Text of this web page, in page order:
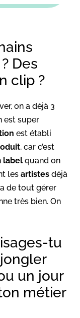
Des
clip ?
on a déjà 3
est super
est établi
, car c’est
label quand on
les artistes déjà
de tout gérer
très bien. On
tu
un jour
métier